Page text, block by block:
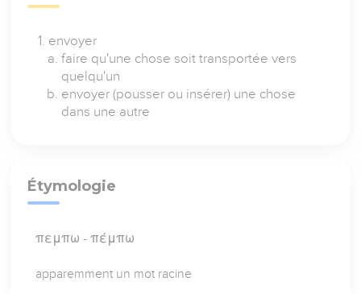
envoyer
faire qu'une chose soit transportée vers
quelqu'un
envoyer (pousser ou insérer) une chose
dans une autre
Étymologie
πεμπω - πέμπω
apparemment un mot racine